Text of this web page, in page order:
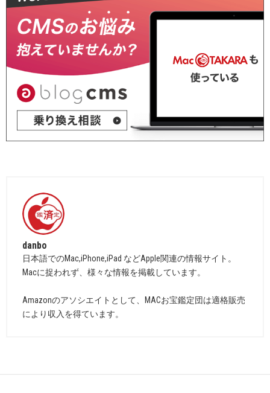
danbo
日本語でのMac,iPhone,iPad などApple関連の情報サイト。
Macに捉われず、様々な情報を掲載しています。
Amazonのアソシエイトとして、MACお宝鑑定団は適格販売
により収入を得ています。